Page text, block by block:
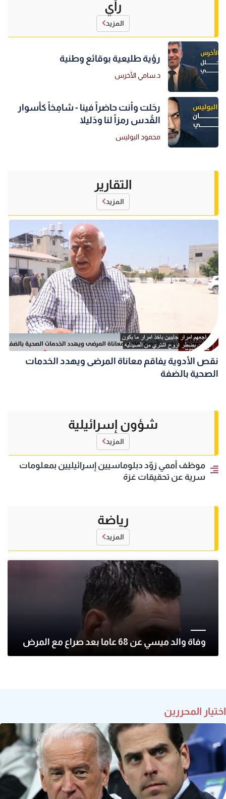
رأي
المزيد
رؤية طليعية بوقائع وطنية
د.سامي الأخرس
رحَلت وأنت حاضراً فينا - شامِخاً كأسوار
القُدس رمزاً لنا ودَليلا
محمود البوليس
التقارير
المزيد
نقص الأدوية يفاقم معاناة المرضى ويهدد الخدمات
الصحية بالضفة
شؤون إسرائيلية
المزيد
موظف أممي زوّد دبلوماسيين إسرائيليين بمعلومات
سرية عن تحقيقات غزة
رياضة
المزيد
وفاة والد ميسي عن 68 عاما بعد صراع مع المرض
اختيار المحررين